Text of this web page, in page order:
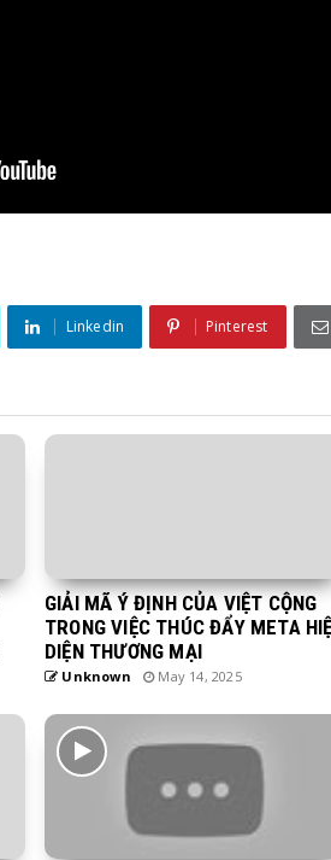
Linkedin Pinterest
GIẢI MÃ Ý ĐỊNH CỦA VIỆT CỘNG
TRONG VIỆC THÚC ĐẨY META
DIỆN THƯƠNG MẠI
Unknown May 14, 2025